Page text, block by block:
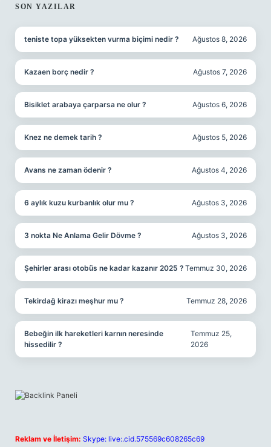
SIDEBAR
SON YAZILAR
teniste topa yüksekten vurma biçimi nedir ? Ağustos 8, 2026
Kazaen borç nedir ? Ağustos 7, 2026
Bisiklet arabaya çarparsa ne olur ? Ağustos 6, 2026
Knez ne demek tarih ? Ağustos 5, 2026
Avans ne zaman ödenir ? Ağustos 4, 2026
6 aylık kuzu kurbanlık olur mu ? Ağustos 3, 2026
3 nokta Ne Anlama Gelir Dövme ? Ağustos 3, 2026
Şehirler arası otobüs ne kadar kazanır 2025 ? Temmuz 30, 2026
Tekirdağ kirazı meşhur mu ? Temmuz 28, 2026
Bebeğin ilk hareketleri karnın neresinde
hissedilir ?
Temmuz 25,
2026
Reklam ve İletişim: Skype: live:.cid.575569c608265c69